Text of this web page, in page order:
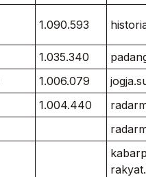
1.090.593
1.035.340
1.006.079
1.004.440